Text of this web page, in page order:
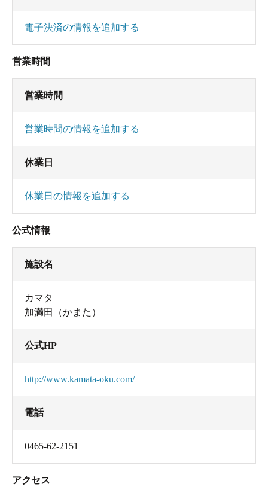
電子決済の情報を追加する
営業時間
営業時間
営業時間の情報を追加する
休業日
休業日の情報を追加する
公式情報
施設名
カマタ
加満田（かまた）
公式HP
http://www.kamata-oku.com/
電話
0465-62-2151
アクセス